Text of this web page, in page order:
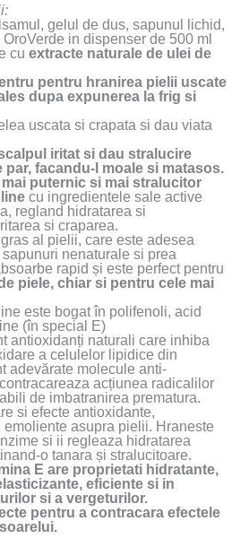
gelul de dus, sapunul lichid,
in dispenser de 500 ml
cuextracte naturale de ulei de
pentru hranirea pielii uscate
dupa expunerea la frig si
uscata si crapata si dau viata
iritat si dau stralucire
par, facandu-l moale si matasos.
puternic si mai stralucitor
cu ingredientele sale active
regland hidratarea si
si craparea.
al pielii, care este adesea
nenaturale si prea
rapid și este perfect pentru
piele, chiar si pentru cele mai
este bogat în polifenoli, acid
(în special E)
antioxidanți naturali care inhiba
a celulelor lipidice din
adevărate molecule anti-
acțiunea radicalilor
de imbatranirea prematura.
si efecte antioxidante,
emoliente asupra pielii. Hraneste
si ii regleaza hidratarea
o tanara și stralucitoare.
E are proprietati hidratante,
eficiente si in
si a vergeturilor.
pentru a contracara efectele